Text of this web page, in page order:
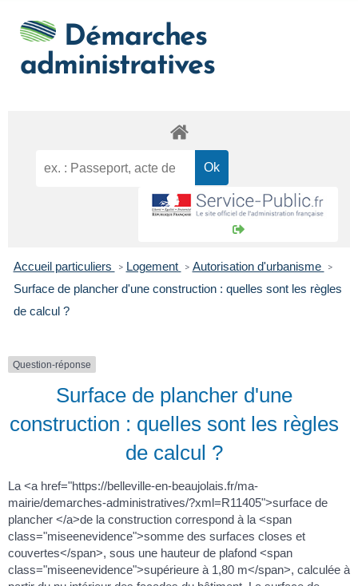
Démarches
administratives
Accueil particuliers > Logement > Autorisation d'urbanisme >
Surface de plancher d'une construction : quelles sont les règles
de calcul ?
Question-réponse
Surface de plancher d'une
construction : quelles sont les règles
de calcul ?
La <a href="https://belleville-en-beaujolais.fr/ma-
mairie/demarches-administratives/?xml=R11405">surface de
plancher </a>de la construction correspond à la <span
class="miseenevidence">somme des surfaces closes et
couvertes</span>, sous une hauteur de plafond <span
class="miseenevidence">supérieure à 1,80 m</span>, calculée à